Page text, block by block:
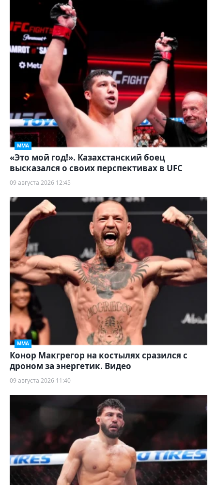
ММА
«Это мой год!». Казахстанский боец
высказался о своих перспективах в UFC
09 августа 2026 12:45
ММА
Конор Макгрегор на костылях сразился с
дроном за энергетик. Видео
09 августа 2026 11:40